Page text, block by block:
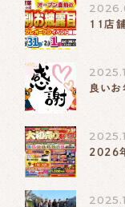
11店
良いお
2026